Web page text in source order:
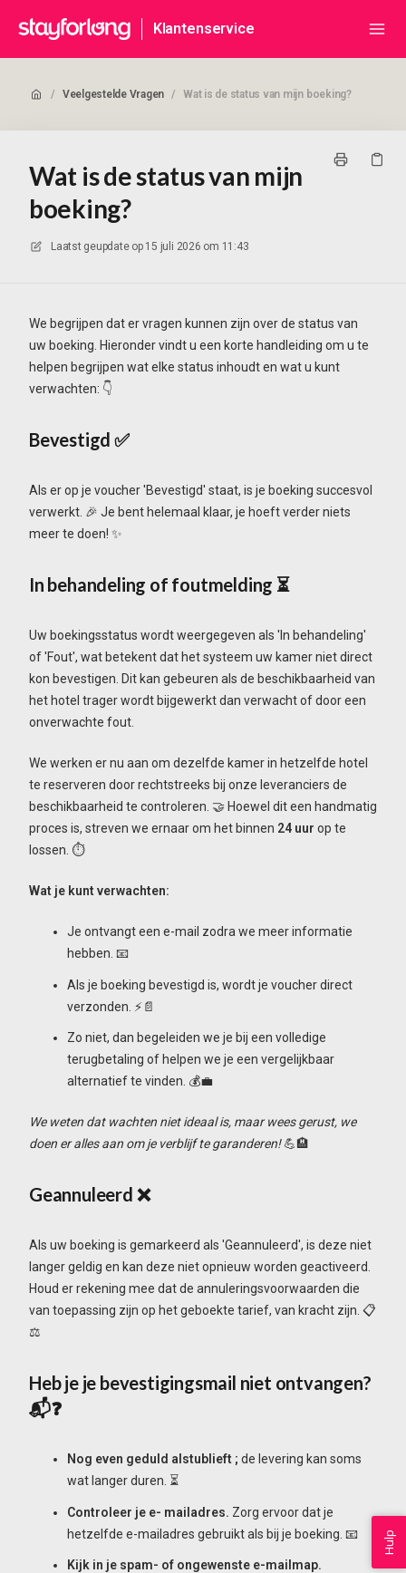
Klantenservice
/ Veelgestelde Vragen / Wat is de status van mijn boeking?
Wat is de status van mijn
boeking?
Laatst geupdate op 15 juli 2026 om 11:43
We begrijpen dat er vragen kunnen zijn over de status van
uw boeking. Hieronder vindt u een korte handleiding om u te
helpen begrijpen wat elke status inhoudt en wat u kunt
verwachten: 👇
Bevestigd ✅
Als er op je voucher 'Bevestigd' staat, is je boeking succesvol
verwerkt. 🎉 Je bent helemaal klaar, je hoeft verder niets
meer te doen! ✨
In behandeling of foutmelding ⏳
Uw boekingsstatus wordt weergegeven als 'In behandeling'
of 'Fout', wat betekent dat het systeem uw kamer niet direct
kon bevestigen. Dit kan gebeuren als de beschikbaarheid van
het hotel trager wordt bijgewerkt dan verwacht of door een
onverwachte fout.
We werken er nu aan om dezelfde kamer in hetzelfde hotel
te reserveren door rechtstreeks bij onze leveranciers de
beschikbaarheid te controleren. 🤝 Hoewel dit een handmatig
proces is, streven we ernaar om het binnen 24 uur op te
lossen. ⏱️
Wat je kunt verwachten:
Je ontvangt een e-mail zodra we meer informatie
hebben. 📧
Als je boeking bevestigd is, wordt je voucher direct
verzonden. ⚡📄
Zo niet, dan begeleiden we je bij een volledige
terugbetaling of helpen we je een vergelijkbaar
alternatief te vinden. 💰💼
We weten dat wachten niet ideaal is, maar wees gerust, we
doen er alles aan om je verblijf te garanderen!💪🏨
Geannuleerd ❌
Als uw boeking is gemarkeerd als 'Geannuleerd', is deze niet
langer geldig en kan deze niet opnieuw worden geactiveerd.
Houd er rekening mee dat de annuleringsvoorwaarden die
van toepassing zijn op het geboekte tarief, van kracht zijn. 📋
⚖️
Heb je je bevestigingsmail niet ontvangen?
📬❓
Nog even geduld alstublieft ; de levering kan soms
wat langer duren. ⏳
Controleer je e- mailadres. Zorg ervoor dat je
hetzelfde e-mailadres gebruikt als bij je boeking. 📧
Kijk in je spam- of ongewenste e-mailmap.
Hulp